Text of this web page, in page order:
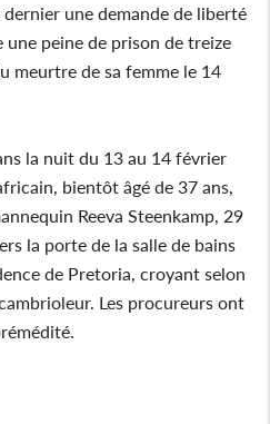
une demande de liberté
peine de prison de treize
meurtre de sa femme le 14
la nuit du 13 au 14 février
bientôt âgé de 37 ans,
Reeva Steenkamp, 29
la porte de la salle de bains
de Pretoria, croyant selon
Les procureurs ont